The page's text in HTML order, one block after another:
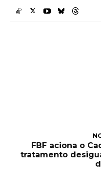
FBF aciona o
tratamento